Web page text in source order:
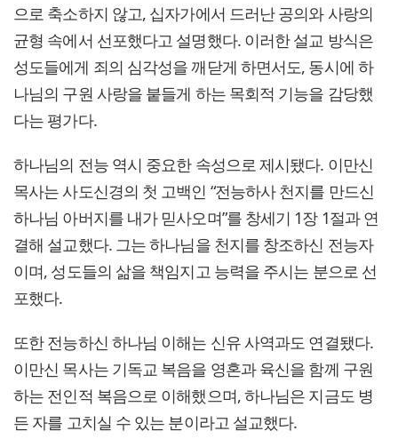
으로 축소하지 않고, 십자가에서 드러난 공의와 사랑의
균형 속에서 선포했다고 설명했다. 이러한 설교 방식은
성도들에게 죄의 심각성을 깨닫게 하면서도, 동시에 하
나님의 구원 사랑을 붙들게 하는 목회적 기능을 감당했
다는 평가다.
하나님의 전능 역시 중요한 속성으로 제시됐다. 이만신
목사는 사도신경의 첫 고백인 “전능하사 천지를 만드신
하나님 아버지를 내가 믿사오며”를 창세기 1장 1절과 연
결해 설교했다. 그는 하나님을 천지를 창조하신 전능자
이며, 성도들의 삶을 책임지고 능력을 주시는 분으로 선
포했다.
또한 전능하신 하나님 이해는 신유 사역과도 연결됐다.
이만신 목사는 기독교 복음을 영혼과 육신을 함께 구원
하는 전인적 복음으로 이해했으며, 하나님은 지금도 병
든 자를 고치실 수 있는 분이라고 설교했다.